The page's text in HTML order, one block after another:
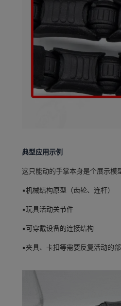
典型应用示例
这只能动的手掌本身是个展示模
▪机械结构原型（齿轮、连杆）
▪玩具活动关节件
▪可穿戴设备的连接结构
▪夹具、卡扣等需要反复活动的